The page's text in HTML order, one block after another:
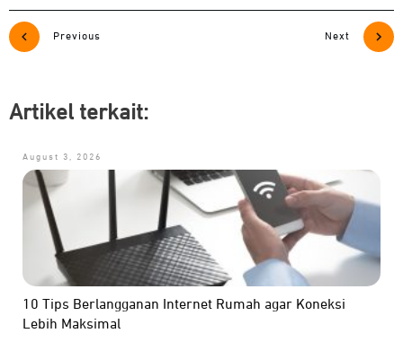
Previous Next
Artikel terkait:
August 3, 2026
10 Tips Berlangganan Internet Rumah agar Koneksi
Lebih Maksimal